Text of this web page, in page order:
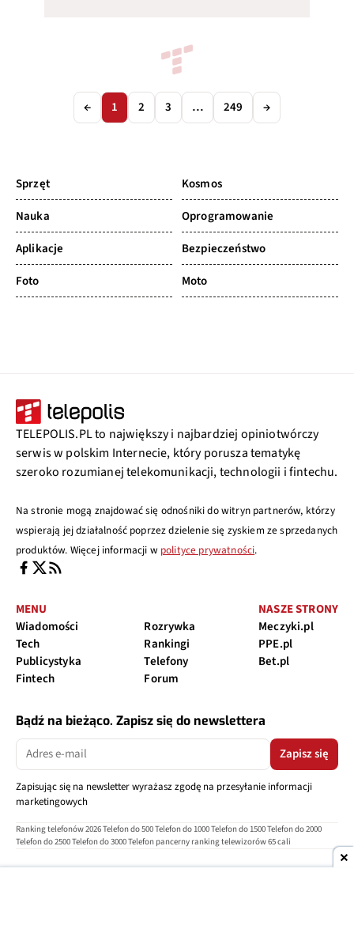
handlować alkoholem.
Ale trzeba poszukać
Dzieci na tacy dla
pedofilów i hejterów.
TikTok z mocnym
zarzutami UE
APLIKACJE23 LIP 2026
Masz mObywatel?
Jest pilny komunikat
w komunikacie. Chodzi o
wszystkich klientów